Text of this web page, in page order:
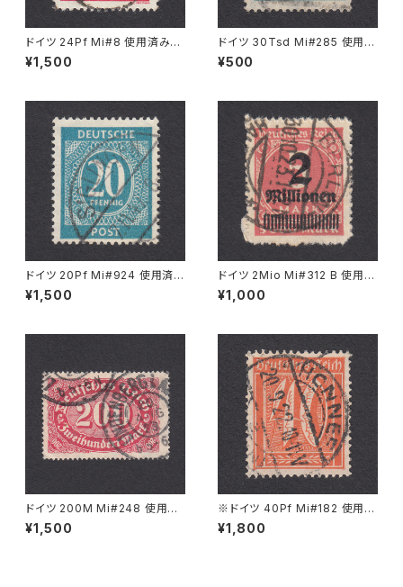
ドイツ 24Pf Mi#8 使用済み切
手｜GUNTERSBLUM 25.2.19
48
¥1,500
ドイツ 30Tsd Mi#285 使用済
み切手｜ESSLINGEN (Necka
r) 19.9.1923
¥500
ドイツ 20Pf Mi#924 使用済み
切手｜SIGLINGEN 7.11.1947
¥1,500
ドイツ 2Mio Mi#312 B 使用済
み切手｜BERLIN 30.10.1923
¥1,000
ドイツ 200M Mi#248 使用済
み切手｜LINDENBERG i. ALL
GÄU 20.AUG.1923
¥1,500
※ドイツ 40Pf Mi#182 使用済
み切手｜HONNEF 20.9.1922
¥1,800